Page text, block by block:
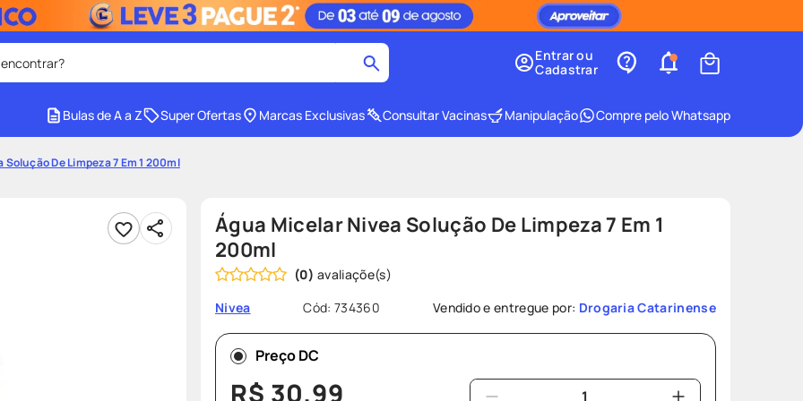
4º protetor solar facial
8º
protetor solar
Entrar ou
Cadastrar
Bulas de A a Z Super Ofertas Marcas Exclusivas Consultar Vacinas Manipulação Compre pelo Whatsapp
De Limpeza 7 Em 1 200ml
Água Micelar Nivea Solução De Limpeza 7 Em 1
200ml
(0)
Nivea
Cód:734360 Vendido e entregue por: Drogaria Catarinense
Preço DC
R$ 30,99